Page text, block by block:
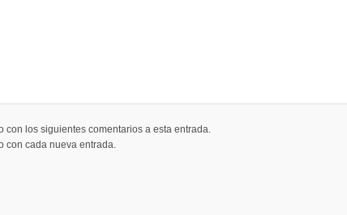
con los siguientes comentarios a esta entrada.
con cada nueva entrada.